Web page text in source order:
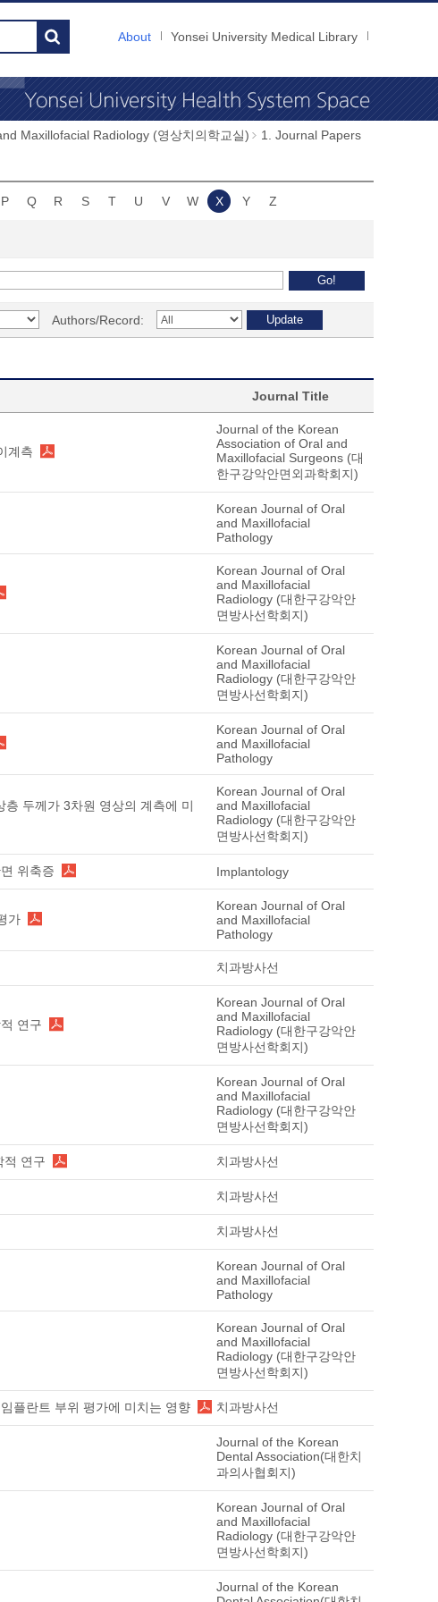
About Yonsei University Medical Library
Maxillofacial Radiology (영상치의학교실) 1. Journal Papers
P Q R S T U V W X Y Z
Authors/Record:
Journal Title
계측
Journal of the Korean
Association of Oral and
Maxillofacial Surgeons (대
한구강악안면외과학회지)
Korean Journal of Oral
and Maxillofacial
Pathology
Korean Journal of Oral
and Maxillofacial
Radiology (대한구강악안
면방사선학회지)
Korean Journal of Oral
and Maxillofacial
Radiology (대한구강악안
면방사선학회지)
Korean Journal of Oral
and Maxillofacial
Pathology
두께가 3차원 영상의 계측에 미
Korean Journal of Oral
and Maxillofacial
Radiology (대한구강악안
면방사선학회지)
위축증 Implantology
가
Korean Journal of Oral
and Maxillofacial
Pathology
치과방사선
연구
Korean Journal of Oral
and Maxillofacial
Radiology (대한구강악안
면방사선학회지)
Korean Journal of Oral
and Maxillofacial
Radiology (대한구강악안
면방사선학회지)
적 연구 치과방사선
치과방사선
치과방사선
Korean Journal of Oral
and Maxillofacial
Pathology
Korean Journal of Oral
and Maxillofacial
Radiology (대한구강악안
면방사선학회지)
플란트 부위 평가에 미치는 영향 치과방사선
Journal of the Korean
Dental Association(대한치
과의사협회지)
Korean Journal of Oral
and Maxillofacial
Radiology (대한구강악안
면방사선학회지)
Journal of the Korean